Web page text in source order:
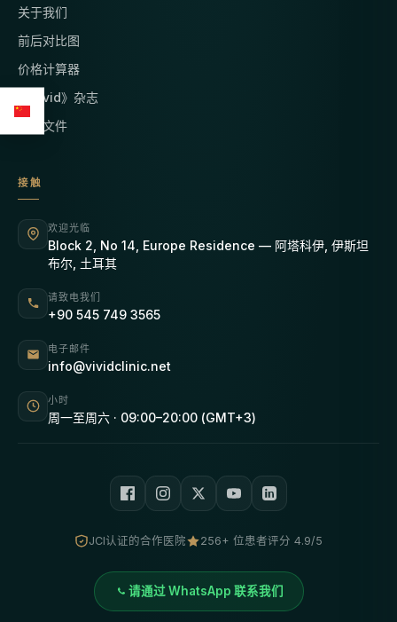
关于我们
前后对比图
价格计算器
《Vivid》杂志
法律文件
接触
欢迎光临
Block 2, No 14, Europe Residence — 阿塔科伊, 伊斯坦
布尔, 土耳其
请致电我们
+90 545 749 3565
电子邮件
info@vividclinic.net
小时
周一至周六 · 09:00–20:00 (GMT+3)
JCI认证的合作医院 256+ 位患者评分 4.9/5
请通过 WhatsApp 联系我们